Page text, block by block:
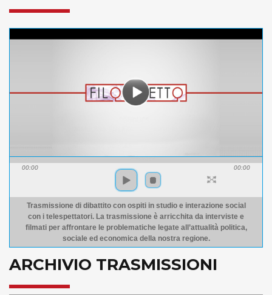
00:00 00:00
Trasmissione di dibattito con ospiti in studio e interazione social
con i telespettatori. La trasmissione è arricchita da interviste e
filmati per affrontare le problematiche legate all’attualità politica,
sociale ed economica della nostra regione.
ARCHIVIO TRASMISSIONI